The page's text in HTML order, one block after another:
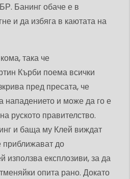
Банинг обаче е в
и да избяга в каютата на
така че
Кърби поема всички
пред пресата, че
нападението и може да го е
руското правителство.
и баща му Клей виждат
приближават до
използва експлозиви, за да
опита рано. Докато